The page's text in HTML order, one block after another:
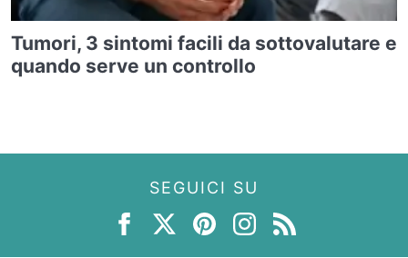
Tumori, 3 sintomi facili da sottovalutare e
quando serve un controllo
SEGUICI SU